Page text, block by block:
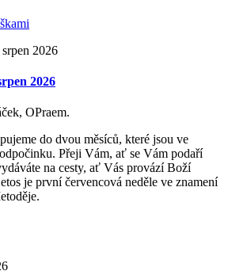
2026
OPraem.
do dvou měsíců, které jsou ve
Přeji Vám, ať se Vám podaří
na cesty, ať Vás provází Boží
je první červencová neděle ve znamení